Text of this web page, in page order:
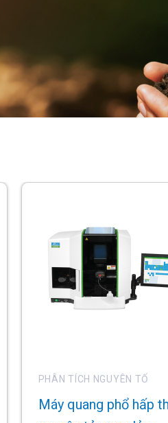
PHÂN TÍCH NGUYÊN TỐ
Máy quang phổ hấp